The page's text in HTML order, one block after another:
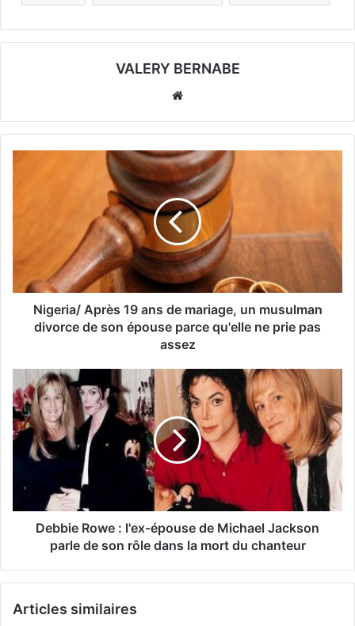
VALERY BERNABE
Nigeria/ Après 19 ans de mariage, un musulman
divorce de son épouse parce qu'elle ne prie pas
assez
Debbie Rowe : l'ex-épouse de Michael Jackson
parle de son rôle dans la mort du chanteur
Articles similaires